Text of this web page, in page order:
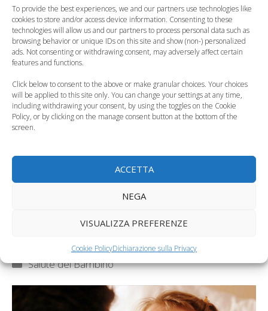
To provide the best experiences, we and our partners use technologies like
cookies to store and/or access device information. Consenting to these
technologies will allow us and our partners to process personal data such as
browsing behavior or unique IDs on this site and show (non-) personalized
ads. Not consenting or withdrawing consent, may adversely affect certain
features and functions.
Click below to consent to the above or make granular choices. Your choices
will be applied to this site only. You can change your settings at any time,
including withdrawing your consent, by using the toggles on the Cookie
Policy, or by clicking on the manage consent button at the bottom of the
screen.
ACCETTA
NEGA
VISUALIZZA PREFERENZE
Cookie PolicyDichiarazione sulla Privacy
quasi un terzo, che ne dormono meno di 6 o 7. La
situazione ovviamente si complica con l’adolescenza
quando tra discoteche e passione per il computer, si
finisce perandare a letto molto tardi. Questo
l’alterazione deicicli di sonno-veglio.
Il problema è stato messo in luce daMaria Pia Villa,
direttore del centro del sonno dell’ospedale
studio di medicina del sonno della Società italiana di
pediatria. Secondo quanto riporta l’esperta, l’insonnia
colpisce il 20-30% dei bambini, il 10-15% fino a 3 anni,
interessano dal 3 al 27% dei piccoli in età
Categorie
Salute del Bambino